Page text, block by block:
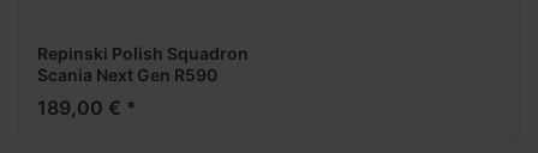
Repinski Polish Squadron
Scania Next Gen R590
Schubbodenaufl. (Metall /
1:50)
189,00 € *